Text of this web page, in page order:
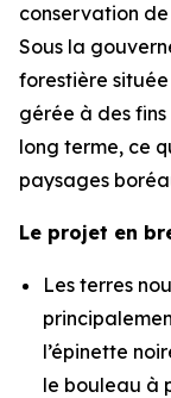
conservation de
Sous la
forestière
gérée à des
long terme, ce
paysages
Le projet en
Les terres
l’épinette
le bouleau à